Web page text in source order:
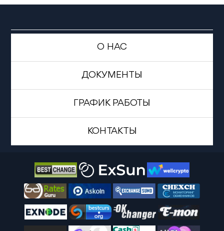
О НАС
ДОКУМЕНТЫ
ГРАФИК РАБОТЫ
КОНТАКТЫ